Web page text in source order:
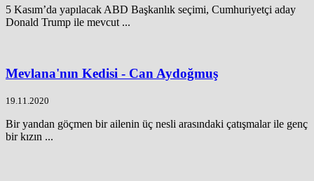
5 Kasım’da yapılacak ABD Başkanlık seçimi, Cumhuriyetçi aday
Donald Trump ile mevcut ...
Mevlana'nın Kedisi - Can Aydoğmuş
19.11.2020
Bir yandan göçmen bir ailenin üç nesli arasındaki çatışmalar ile genç
bir kızın ...